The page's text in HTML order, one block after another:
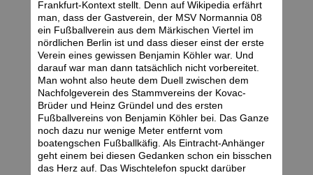
Frankfurt-Kontext stellt. Denn auf Wikipedia erfährt
man, dass der Gastverein, der MSV Normannia 08
ein Fußballverein aus dem Märkischen Viertel im
nördlichen Berlin ist und dass dieser einst der erste
Verein eines gewissen Benjamin Köhler war. Und
darauf war man dann tatsächlich nicht vorbereitet.
Man wohnt also heute dem Duell zwischen dem
Nachfolgeverein des Stammvereins der Kovac-
Brüder und Heinz Gründel und des ersten
Fußballvereins von Benjamin Köhler bei. Das Ganze
noch dazu nur wenige Meter entfernt vom
boatengschen Fußballkäfig. Als Eintracht-Anhänger
geht einem bei diesen Gedanken schon ein bisschen
das Herz auf. Das Wischtelefon spuckt darüber